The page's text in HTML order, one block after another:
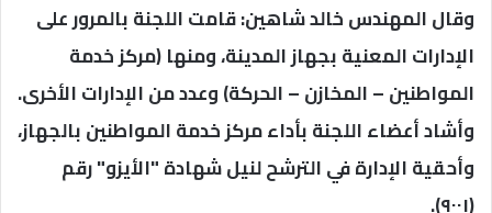
وقال المهندس خالد شاهين: قامت اللجنة بالمرور على
الإدارات المعنية بجهاز المدينة، ومنها (مركز خدمة
المواطنين – المخازن – الحركة) وعدد من الإدارات الأخرى.
وأشاد أعضاء اللجنة بأداء مركز خدمة المواطنين بالجهاز،
وأحقية الإدارة في الترشح لنيل شهادة "الأيزو" رقم
(٩٠٠١).